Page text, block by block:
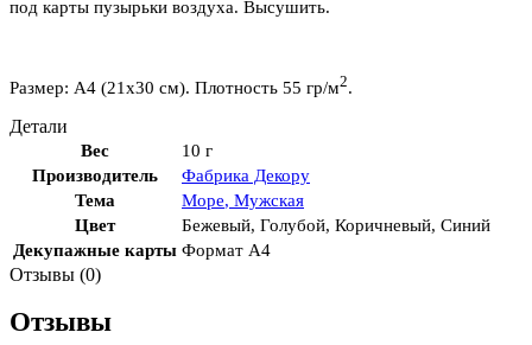
под карты пузырьки воздуха. Высушить.
Размер: А4 (21х30 см). Плотность 55 гр/м2.
Детали
Вес
10 г
Производитель
Фабрика Декору
Тема
Море, Мужская
Цвет
Бежевый, Голубой, Коричневый, Синий
Декупажные карты Формат А4
Отзывы (0)
Отзывы